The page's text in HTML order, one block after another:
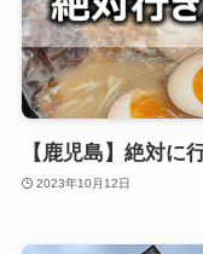
【鹿児島】絶対に
2023年10月12日